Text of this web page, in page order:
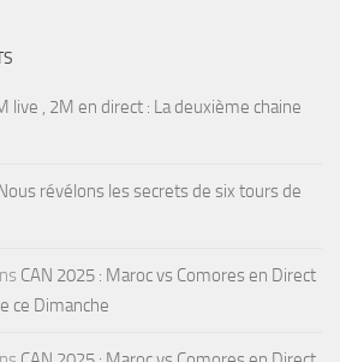
live , 2M en direct : La deuxième chaine
révélons les secrets de six tours de
CAN 2025 : Maroc vs Comores en Direct
ce Dimanche